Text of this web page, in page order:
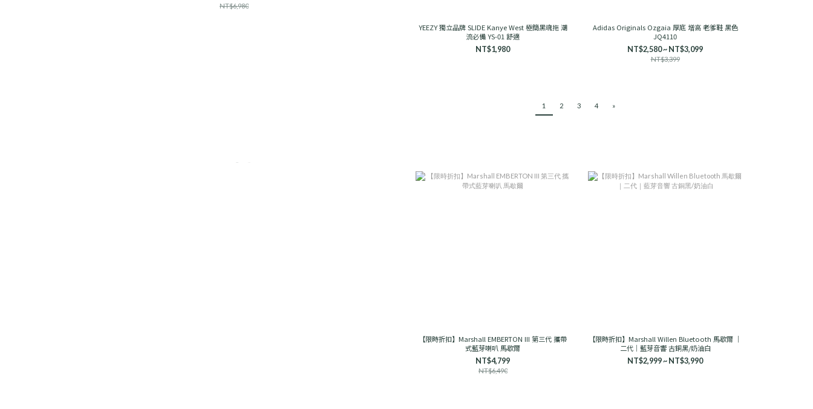
NT$6,980
YEEZY 獨立品牌 SLIDE Kanye West 極簡黑魂拖 潮
流必備 YS-01 舒適
NT$1,980
Adidas Originals Ozgaia 厚底 增高 老爹鞋 黑色
JQ4110
NT$2,580 ~ NT$3,099
NT$3,399
1 2 3 4 »
【限時折扣】Marshall EMBERTON III 第三代 攜帶
式藍芽喇叭 馬歇爾
NT$4,799
NT$6,490
【限時折扣】Marshall Willen Bluetooth 馬歇爾 ｜
二代｜藍芽音響 古銅黑/奶油白
NT$2,999 ~ NT$3,990